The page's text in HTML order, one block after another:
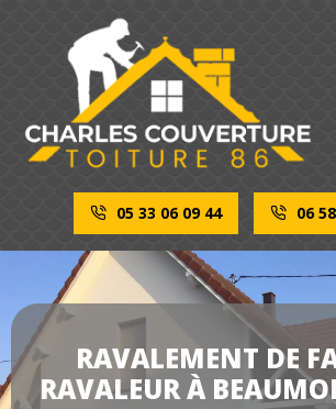
05 33 06 09 44 06
RAVALEMENT DE
RAVALEUR À